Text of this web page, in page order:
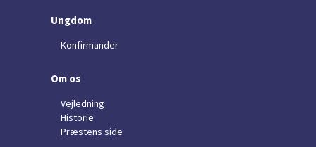
Ungdom
Konfirmander
Om os
Vejledning
Historie
Præstens side